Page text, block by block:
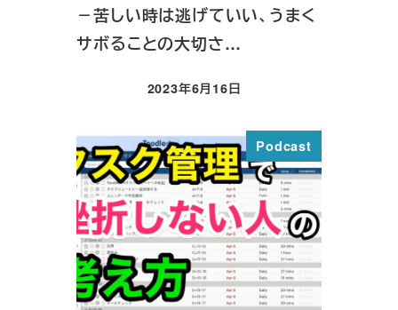
－苦しい時は逃げていい、うまく
サボることの大切さ…
投稿日
2023年6月16日
Podcast